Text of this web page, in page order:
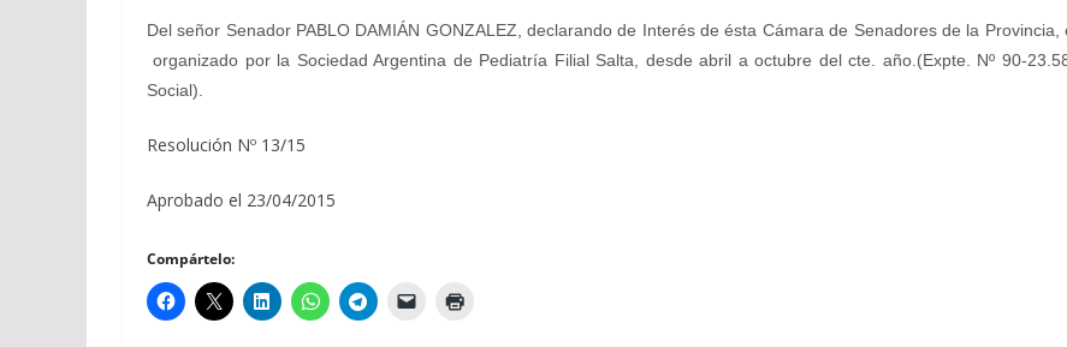
Del señor Senador PABLO DAMIÁN GONZALEZ, declarando de Interés de ésta Cámara de Senadores de la Provincia,
organizado por la Sociedad Argentina de Pediatría Filial Salta, desde abril a octubre del cte. año.(Expte. Nº 90-
Social).
Resolución Nº 13/15
Aprobado el 23/04/2015
Compártelo: